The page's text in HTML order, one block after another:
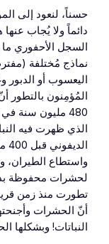
حسناً، لنعود إلى
دائماً ولا يُجاب
السجل الأحفوري
نماذج مُختلفة
اليعسوب أو الدبور
المُؤمِنون بالتطور
480 مليون سنة
الذي ظهرت فيه
واستطاع الطيران،
لحشرات محفوظة
تطورت منذ زمن
أنّ الحشرات
النباتات! وبشكلها